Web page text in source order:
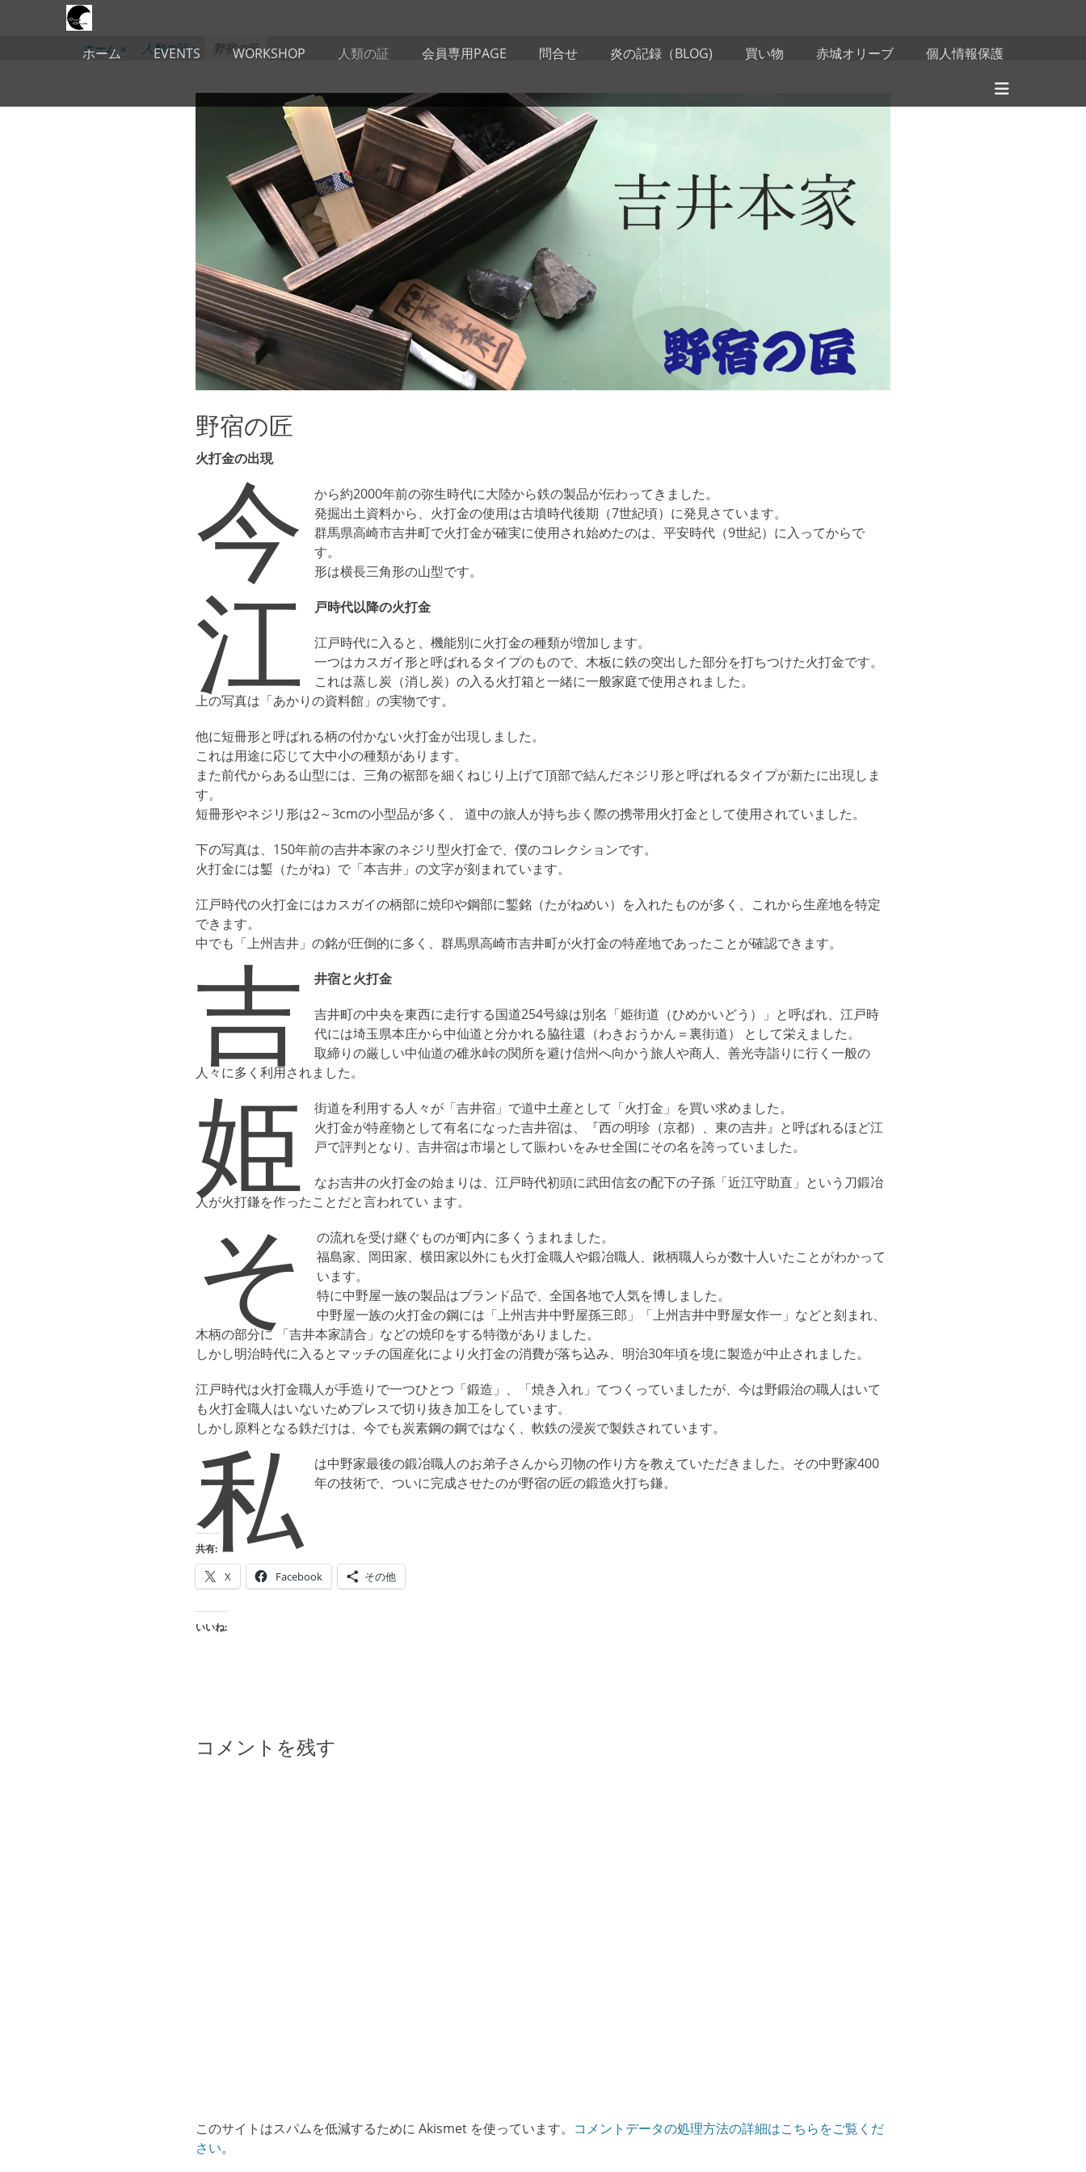
メインメニュー
コ
ン
へ
ホーム EVENTS WORKSHOP 人類の証 会員専用PAGE 問合せ 炎の記録（BLOG) 買い物 赤城オリーブ 個人情報保護
ヘ
ッ
ホーム » 人類の証 » 野宿の匠
野宿の匠
火打金の出現
今
から約2000年前の弥生時代に大陸から鉄の製品が伝わってきました。
発掘出土資料から、火打金の使用は古墳時代後期（7世紀頃）に発見さています。
群馬県高崎市吉井町で火打金が確実に使用され始めたのは、平安時代（9世紀）に入ってからで
す。
形は横長三角形の山型です。
江
戸時代以降の火打金
江戸時代に入ると、機能別に火打金の種類が増加します。
一つはカスガイ形と呼ばれるタイプのもので、木板に鉄の突出した部分を打ちつけた火打金です。
これは蒸し炭（消し炭）の入る火打箱と一緒に一般家庭で使用されました。
上の写真は「あかりの資料館」の実物です。
他に短冊形と呼ばれる柄の付かない火打金が出現しました。
これは用途に応じて大中小の種類があります。
また前代からある山型には、三角の裾部を細くねじり上げて頂部で結んだネジリ形と呼ばれるタイプが新たに出現しま
す。
短冊形やネジリ形は2～3cmの小型品が多く、 道中の旅人が持ち歩く際の携帯用火打金として使用されていました。
下の写真は、150年前の吉井本家のネジリ型火打金で、僕のコレクションです。
火打金には鏨（たがね）で「本吉井」の文字が刻まれています。
江戸時代の火打金にはカスガイの柄部に焼印や鋼部に鏨銘（たがねめい）を入れたものが多く、これから生産地を特定
できます。
中でも「上州吉井」の銘が圧倒的に多く、群馬県高崎市吉井町が火打金の特産地であったことが確認できます。
吉
井宿と火打金
吉井町の中央を東西に走行する国道254号線は別名「姫街道（ひめかいどう）」と呼ばれ、江戸時
代には埼玉県本庄から中仙道と分かれる脇往還（わきおうかん＝裏街道） として栄えました。
取締りの厳しい中仙道の碓氷峠の関所を避け信州へ向かう旅人や商人、善光寺詣りに行く一般の
人々に多く利用されました。
姫
街道を利用する人々が「吉井宿」で道中土産として「火打金」を買い求めました。
火打金が特産物として有名になった吉井宿は、『西の明珍（京都）、東の吉井』と呼ばれるほど江
戸で評判となり、吉井宿は市場として賑わいをみせ全国にその名を誇っていました。
なお吉井の火打金の始まりは、江戸時代初頭に武田信玄の配下の子孫「近江守助直」という刀鍛冶
人が火打鎌を作ったことだと言われてい ます。
そ
の流れを受け継ぐものが町内に多くうまれました。
福島家、岡田家、横田家以外にも火打金職人や鍛冶職人、鍬柄職人らが数十人いたことがわかって
います。
特に中野屋一族の製品はブランド品で、全国各地で人気を博しました。
中野屋一族の火打金の鋼には「上州吉井中野屋孫三郎」「上州吉井中野屋女作一」などと刻まれ、
木柄の部分に 「吉井本家請合」などの焼印をする特徴がありました。
しかし明治時代に入るとマッチの国産化により火打金の消費が落ち込み、明治30年頃を境に製造が中止されました。
江戸時代は火打金職人が手造りで一つひとつ「鍛造」、「焼き入れ」てつくっていましたが、今は野鍛治の職人はいて
も火打金職人はいないためプレスで切り抜き加工をしています。
しかし原料となる鉄だけは、今でも炭素鋼の鋼ではなく、軟鉄の浸炭で製鉄されています。
私
は中野家最後の鍛冶職人のお弟子さんから刃物の作り方を教えていただきました。その中野家400
年の技術で、ついに完成させたのが野宿の匠の鍛造火打ち鎌。
共有:
X Facebook その他
いいね:
コメントを残す
このサイトはスパムを低減するために Akismet を使っています。 コメントデータの処理方法の詳細はこちらをご覧くだ
さい。